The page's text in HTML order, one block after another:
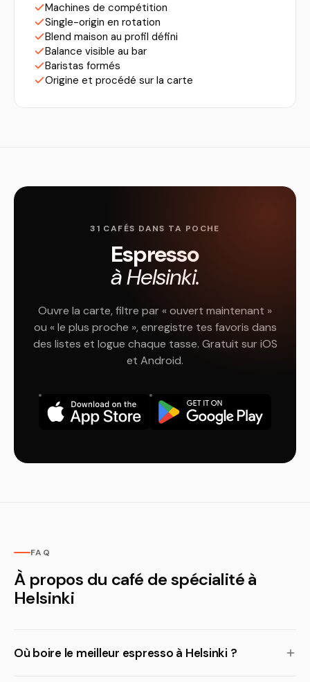
Machines de compétition
Single-origin en rotation
Blend maison au profil défini
Balance visible au bar
Baristas formés
Origine et procédé sur la carte
31 CAFÉS DANS TA POCHE
Espresso
à Helsinki.
Ouvre la carte, filtre par « ouvert maintenant »
ou « le plus proche », enregistre tes favoris dans
des listes et logue chaque tasse. Gratuit sur iOS
et Android.
FAQ
À propos du café de spécialité à
Helsinki
Où boire le meilleur espresso à Helsinki ?